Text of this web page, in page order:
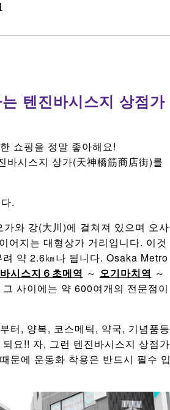
텐진바시스지 상점가
쇼핑을 정말 좋아해요!
바시스지 상가(天神橋筋商店街)를
.
가와 강(大川)에 걸쳐져 있으며 오사
어지는 대형상가 거리입니다. 이것
약 2.6㎞나 됩니다. Osaka Metro
시스지６초메역 ～ 오기마치역 ～
사이에는 약 600여개의 전문점이
터, 양복, 코스메틱, 약국, 기념품등
요!! 자, 그런 텐진바시스지 상점가
문에 운동화 착용은 반드시 필수 입